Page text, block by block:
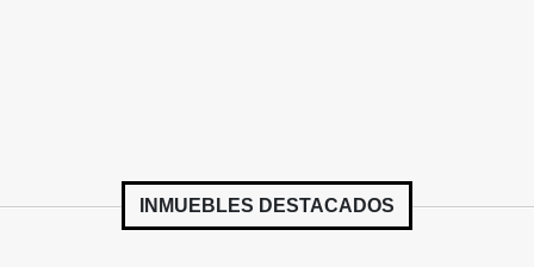
INMUEBLES DESTACADOS